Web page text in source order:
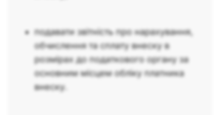
подавати звітність про нарахування,
обчислення та сплату внеску в
розмірах до податкового органу за
основним місцем обліку платника
внеску.